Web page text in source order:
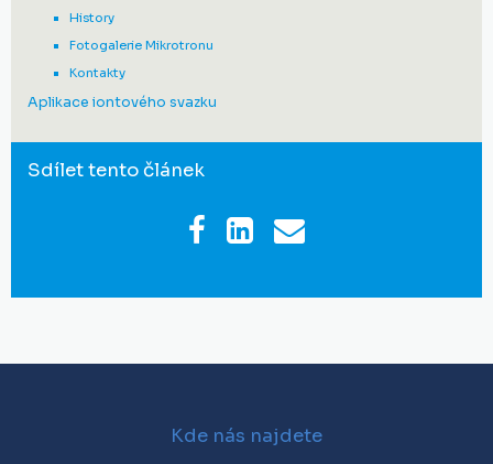
History
Fotogalerie Mikrotronu
Kontakty
Aplikace iontového svazku
Sdílet tento článek
Kde nás najdete